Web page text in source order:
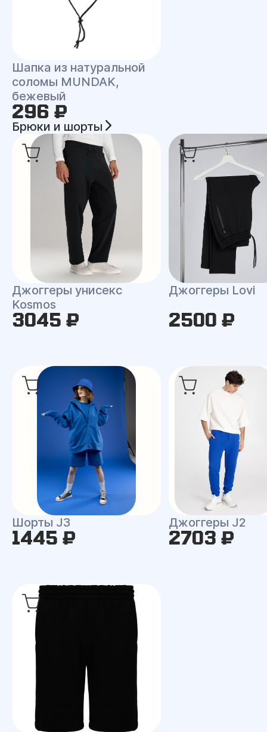
Шапка из натуральной
соломы MUNDAK,
бежевый
296 ₽
Брюки и шорты
Джоггеры унисекс
Kosmos
3045 ₽
Джоггеры Lovi
2500 ₽
Шорты J3
1445 ₽
Джоггеры J2
2703 ₽